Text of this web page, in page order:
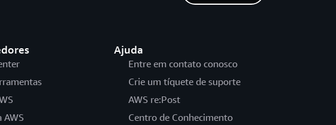
AWS
Ajuda
Entre em contato conosco
Crie um tíquete de suporte
AWS re:Post
Centro de Conhecimento